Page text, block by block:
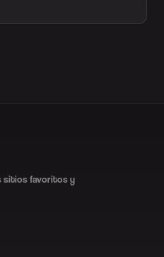
sitios favoritos y